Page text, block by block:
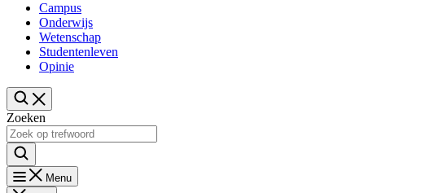
Campus
Onderwijs
Wetenschap
Studentenleven
Opinie
Zoeken
Menu